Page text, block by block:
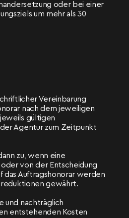
oder bei einer
um mehr als 30
Vereinbarung
nach dem jeweiligen
gültigen
Agentur zum Zeitpunkt
zu, wenn eine
von der Entscheidung
das Auftragshonorar werden
gewährt.
und nachträglich
entstehenden Kosten